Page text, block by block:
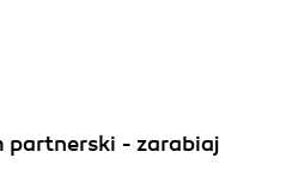
partnerski - zarabiaj